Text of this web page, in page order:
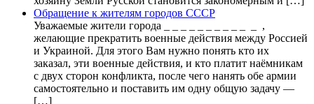
Обращение к жителям городов СССР
Уважаемые жители города _ _ _ _ _ _ _ _ _ _ _ ,
желающие прекратить военные действия между Россией
и Украиной. Для этого Вам нужно понять кто их
заказал, эти военные действия, и кто платит наёмникам
с двух сторон конфликта, после чего нанять обе армии
самостоятельно и поставить им одну общую задачу —
[…]